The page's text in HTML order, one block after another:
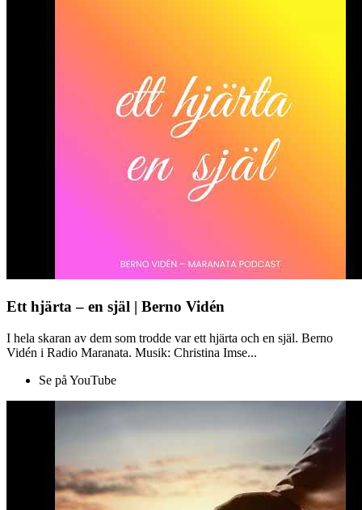
Ett hjärta – en själ | Berno Vidén
I hela skaran av dem som trodde var ett hjärta och en själ. Berno
Vidén i Radio Maranata. Musik: Christina Imse...
Se på YouTube